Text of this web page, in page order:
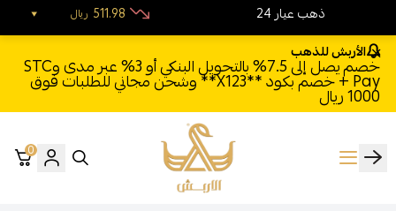
الأربش للذهب
خصم يصل إلى 7.5% بالتحويل البنكي أو 3% عبر مدى وSTC
Pay + خصم بكود **X123** وشحن مجاني للطلبات فوق
1000 ريال
الأربش للذهب
0
24 ذهب عيار ريال 511.98